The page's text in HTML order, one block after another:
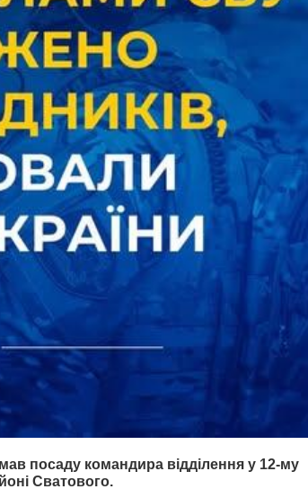
посаду командира відділення у 12-му
Сватового.